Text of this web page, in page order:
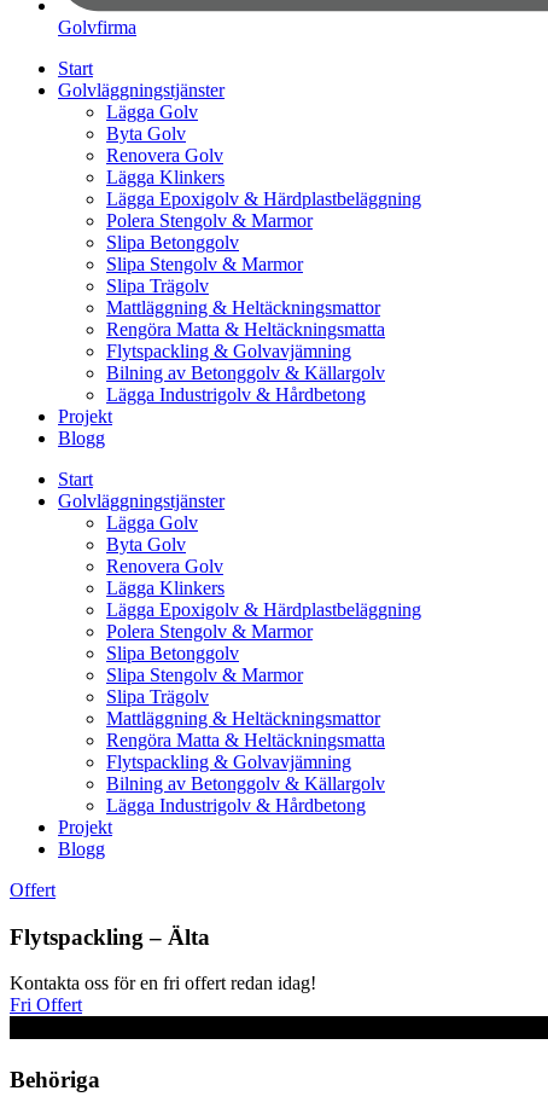
Golvfirma
Start
Golvläggningstjänster
Lägga Golv
Byta Golv
Renovera Golv
Lägga Klinkers
Lägga Epoxigolv & Härdplastbeläggning
Polera Stengolv & Marmor
Slipa Betonggolv
Slipa Stengolv & Marmor
Slipa Trägolv
Mattläggning & Heltäckningsmattor
Rengöra Matta & Heltäckningsmatta
Flytspackling & Golvavjämning
Bilning av Betonggolv & Källargolv
Lägga Industrigolv & Hårdbetong
Projekt
Blogg
Start
Golvläggningstjänster
Lägga Golv
Byta Golv
Renovera Golv
Lägga Klinkers
Lägga Epoxigolv & Härdplastbeläggning
Polera Stengolv & Marmor
Slipa Betonggolv
Slipa Stengolv & Marmor
Slipa Trägolv
Mattläggning & Heltäckningsmattor
Rengöra Matta & Heltäckningsmatta
Flytspackling & Golvavjämning
Bilning av Betonggolv & Källargolv
Lägga Industrigolv & Hårdbetong
Projekt
Blogg
Offert
Flytspackling – Älta
Kontakta oss för en fri offert redan idag!
Fri Offert
Behöriga